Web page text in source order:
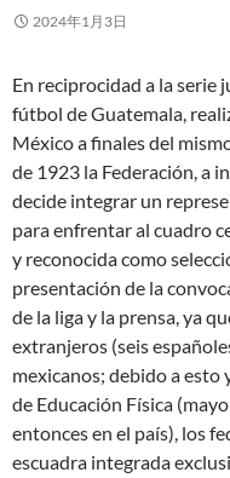
2024年1月3日
En reciprocidad a la serie
fútbol de Guatemala,
México a finales del
de 1923 la Federación, a
decide integrar un
para enfrentar al cuadro
y reconocida como
presentación de la
de la liga y la prensa, ya
extranjeros (seis
mexicanos; debido a
de Educación Física
entonces en el país), los
escuadra integrada